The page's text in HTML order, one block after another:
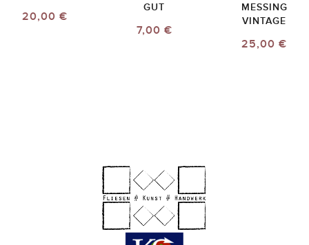
20,00 €
GUT
7,00 €
MESSING
VINTAGE
25,00 €